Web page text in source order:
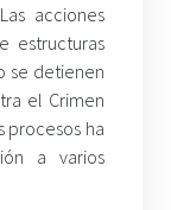
acciones
estructuras
se detienen
el Crimen
procesos ha
a varios